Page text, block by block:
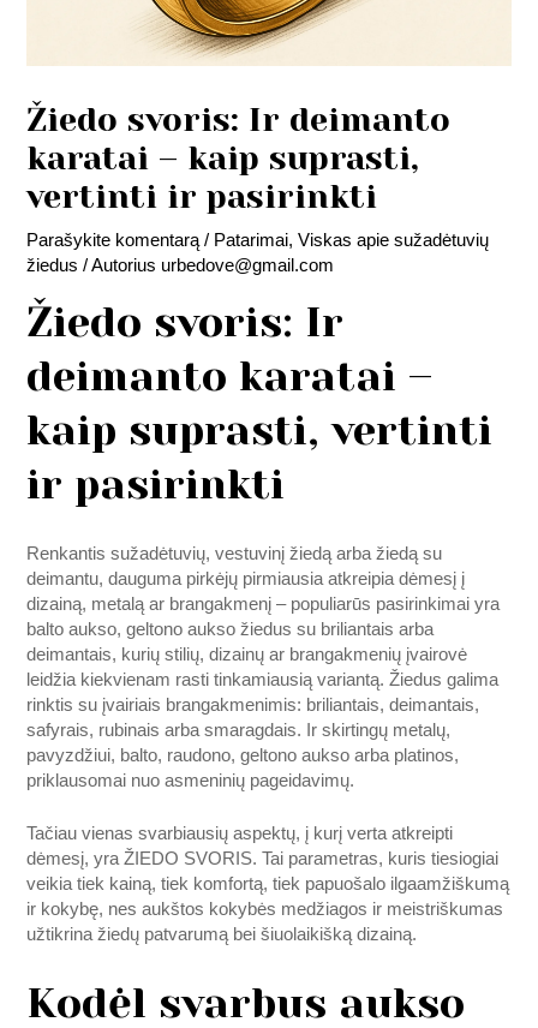
Žiedo svoris: Ir deimanto
karatai – kaip suprasti,
vertinti ir pasirinkti
Parašykite komentarą / Patarimai,Viskas apie sužadėtuvių
žiedus / Autorius urbedove@gmail.com
Žiedo svoris: Ir
deimanto karatai –
kaip suprasti, vertinti
ir pasirinkti
Renkantis sužadėtuvių, vestuvinį žiedą arba žiedą su
deimantu, dauguma pirkėjų pirmiausia atkreipia dėmesį į
dizainą, metalą ar brangakmenį – populiarūs pasirinkimai yra
balto aukso, geltono aukso žiedus su briliantais arba
deimantais, kurių stilių, dizainų ar brangakmenių įvairovė
leidžia kiekvienam rasti tinkamiausią variantą. Žiedus galima
rinktis su įvairiais brangakmenimis: briliantais, deimantais,
safyrais, rubinais arba smaragdais. Ir skirtingų metalų,
pavyzdžiui, balto, raudono, geltono aukso arba platinos,
priklausomai nuo asmeninių pageidavimų.
Tačiau vienas svarbiausių aspektų, į kurį verta atkreipti
dėmesį, yra ŽIEDO SVORIS. Tai parametras, kuris tiesiogiai
veikia tiek kainą, tiek komfortą, tiek papuošalo ilgaamžiškumą
ir kokybę, nes aukštos kokybės medžiagos ir meistriškumas
užtikrina žiedų patvarumą bei šiuolaikišką dizainą.
Kodėl svarbus aukso